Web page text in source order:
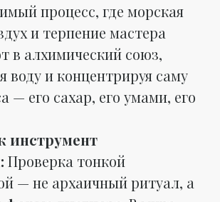
процесс, где морская
и терпение мастера
в алхимический союз,
воду и концентрируя саму
— его сахар, его умами, его
инструмент
Проверка тонкой
— не архаичный ритуал, а